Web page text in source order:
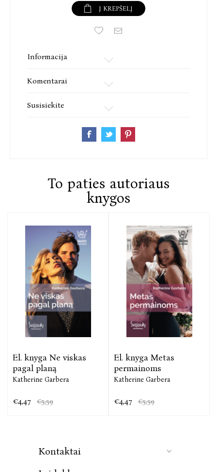
Į KREPŠELĮ
Informacija
Komentarai
Susisiekite
To paties autoriaus
knygos
El. knyga Ne viskas
pagal planą
Katherine Garbera
€4,47 €5,59
El. knyga Metas
permainoms
Katherine Garbera
€4,47 €5,59
Kontaktai